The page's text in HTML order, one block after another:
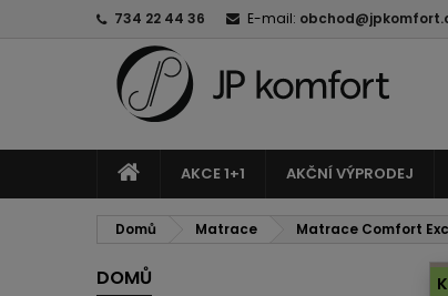
734 22 44 36 E-mail:
AKCE 1+1 AKČNÍ VÝPRODEJ
Domů Matrace Matrace Comfort
DOMŮ